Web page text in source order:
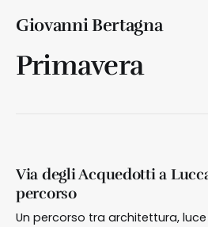
Giovanni Bertagna
Primavera
Via degli Acquedotti a
percorso
Un percorso tra architettura,